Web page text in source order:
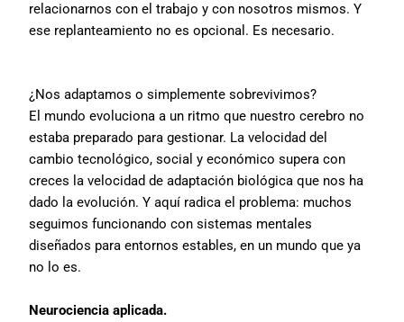
relacionarnos con el trabajo y con nosotros mismos. Y
ese replanteamiento no es opcional. Es necesario.
¿Nos adaptamos o simplemente sobrevivimos?
El mundo evoluciona a un ritmo que nuestro cerebro no
estaba preparado para gestionar. La velocidad del
cambio tecnológico, social y económico supera con
creces la velocidad de adaptación biológica que nos ha
dado la evolución. Y aquí radica el problema: muchos
seguimos funcionando con sistemas mentales
diseñados para entornos estables, en un mundo que ya
no lo es.
Neurociencia aplicada.